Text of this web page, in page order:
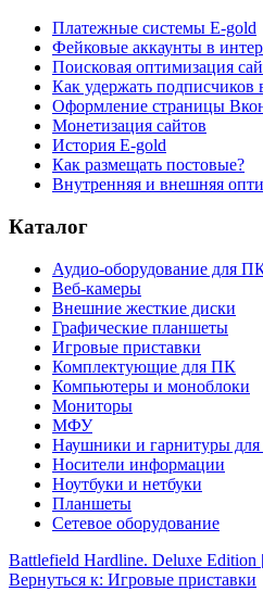
Платежные системы E-gold
Фейковые аккаунты в
Поисковая оптимизация
Как удержать подписчиков
Оформление страницы
Монетизация сайтов
История E-gold
Как размещать постовые?
Внутренняя и внешняя
Каталог
Аудио-оборудование для
Веб-камеры
Внешние жесткие диски
Графические планшеты
Игровые приставки
Комплектующие для ПК
Компьютеры и моноблоки
Мониторы
МФУ
Наушники и гарнитуры
Носители информации
Ноутбуки и нетбуки
Планшеты
Сетевое оборудование
Battlefield Hardline. Deluxe Edition
Вернуться к: Игровые приставки